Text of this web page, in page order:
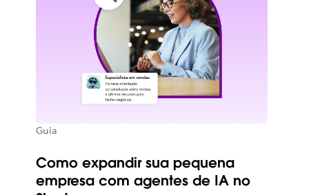
Guia
Como expandir sua pequena
empresa com agentes de IA no